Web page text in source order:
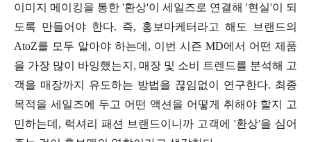
이미지 메이킹을 통한 '환상'이 세일즈로 연결해 '현실'이 되
도록 만들어야 한다. 즉, 홍보마케터라고 해도 브랜드의
AtoZ를 모두 알아야 하는데, 이번 시즌 MD에서 어떤 제품
을 가장 많이 바잉했는지, 매장 및 소비 트렌드를 분석해 고
객을 매장까지 유도하는 방법을 끊임없이 연구한다. 최종
목적을 세일즈에 두고 어떤 액션을 어떻게 취해야 할지 고
민하는데, 럭셔리 패션 브랜드이니까 고객에 '환상'을 심어